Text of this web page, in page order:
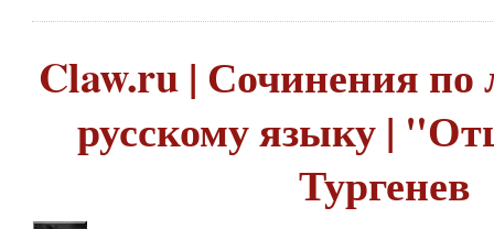
Claw.ru | Сочинения по
русскому языку |
Тургенев